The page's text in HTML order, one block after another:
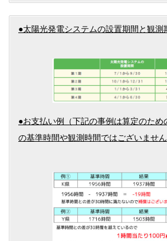
●太陽光発電システムの設置期間と観測
●お支払い例（下記の事例は算定のため
の基準時間や観測時間ではございません